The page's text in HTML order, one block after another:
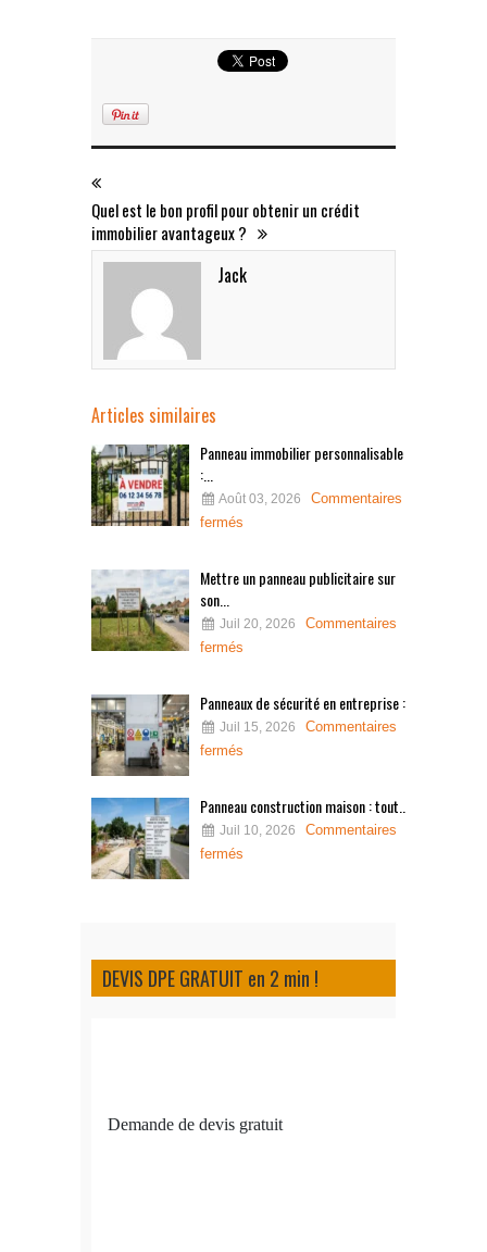
Quel est le bon profil pour obtenir un crédit
immobilier avantageux ?
Jack
Articles similaires
Panneau immobilier personnalisable
:...
Août 03, 2026
Commentaires
fermés
Mettre un panneau publicitaire sur
son...
Juil 20, 2026
Commentaires
fermés
Panneaux de sécurité en entreprise :...
Juil 15, 2026
Commentaires
fermés
Panneau construction maison : tout...
Juil 10, 2026
Commentaires
fermés
DEVIS DPE GRATUIT en 2 min !